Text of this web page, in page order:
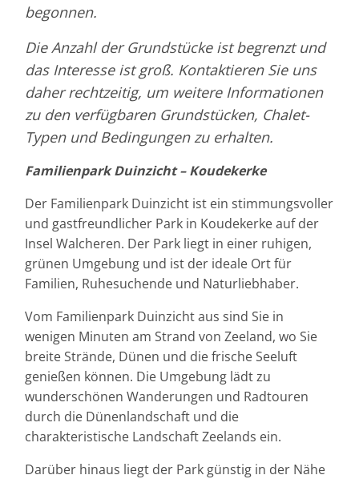
begonnen.
Die Anzahl der Grundstücke ist begrenzt und
das Interesse ist groß. Kontaktieren Sie uns
daher rechtzeitig, um weitere Informationen
zu den verfügbaren Grundstücken, Chalet-
Typen und Bedingungen zu erhalten.
Familienpark Duinzicht – Koudekerke
Der Familienpark Duinzicht ist ein stimmungsvoller
und gastfreundlicher Park in Koudekerke auf der
Insel Walcheren. Der Park liegt in einer ruhigen,
grünen Umgebung und ist der ideale Ort für
Familien, Ruhesuchende und Naturliebhaber.
Vom Familienpark Duinzicht aus sind Sie in
wenigen Minuten am Strand von Zeeland, wo Sie
breite Strände, Dünen und die frische Seeluft
genießen können. Die Umgebung lädt zu
wunderschönen Wanderungen und Radtouren
durch die Dünenlandschaft und die
charakteristische Landschaft Zeelands ein.
Darüber hinaus liegt der Park günstig in der Nähe